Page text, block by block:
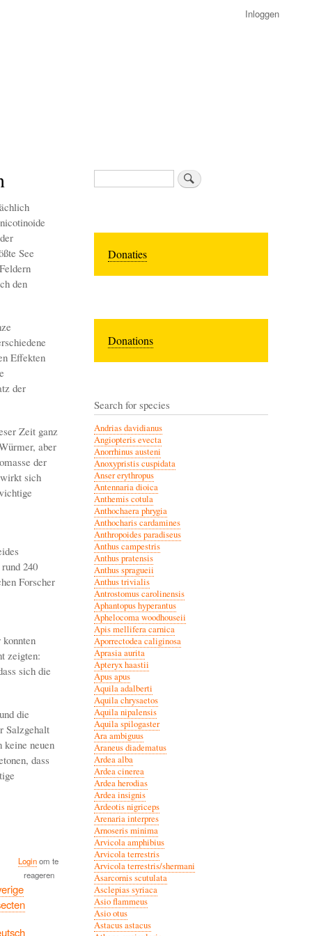
Inloggen
See
den
Effekten
der
Zeit ganz
aber
der
sich
240
Forscher
zeigten:
sich die
die
Salzgehalt
keine neuen
dass
Loginom te
reageren
Zoeken
Donaties
Donations
Search for species
Andrias davidianus
Angiopteris evecta
Anorrhinus austeni
Anoxypristis cuspidata
Anser erythropus
Antennaria dioica
Anthemis cotula
Anthochaera phrygia
Anthocharis cardamines
Anthropoides paradiseus
Anthus campestris
Anthus pratensis
Anthus spragueii
Anthus trivialis
Antrostomus carolinensis
Aphantopus hyperantus
Aphelocoma woodhouseii
Apis mellifera carnica
Aporrectodea caliginosa
Aprasia aurita
Apteryx haastii
Apus apus
Aquila adalberti
Aquila chrysaetos
Aquila nipalensis
Aquila spilogaster
Ara ambiguus
Araneus diadematus
Ardea alba
Ardea cinerea
Ardea herodias
Ardea insignis
Ardeotis nigriceps
Arenaria interpres
Arnoseris minima
Arvicola amphibius
Arvicola terrestris
Arvicola terrestris/shermani
Asarcornis scutulata
Asclepias syriaca
Asio flammeus
Asio otus
Astacus astacus